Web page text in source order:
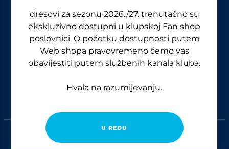
dresovi za sezonu 2026./27. trenutačno su
ekskluzivno dostupni u klupskoj Fan shop
poslovnici. O početku dostupnosti putem
Web shopa pravovremeno ćemo vas
obavijestiti putem službenih kanala kluba.
Hvala na razumijevanju.
U REDU